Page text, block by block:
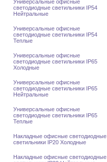
Универсальные офисные
светодиодные светильники IP54
Нейтральные
Универсальные офисные
светодиодные светильники IP54
Теплые
Универсальные офисные
светодиодные светильники IP65
Холодные
Универсальные офисные
светодиодные светильники IP65
Нейтральные
Универсальные офисные
светодиодные светильники IP65
Теплые
Накладные офисные светодиодные
светильники IP20 Холодные
Накладные офисные светодиодные